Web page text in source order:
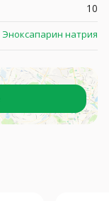
10
Эноксапарин натрия